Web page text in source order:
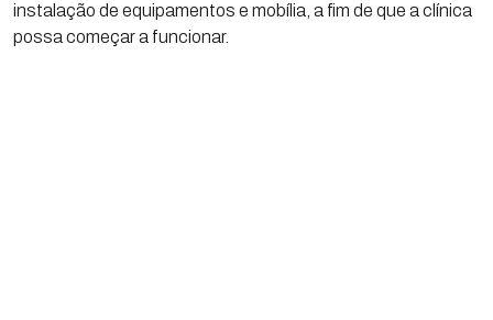
instalação de equipamentos e mobília, a fim de que a clínica
possa começar a funcionar.